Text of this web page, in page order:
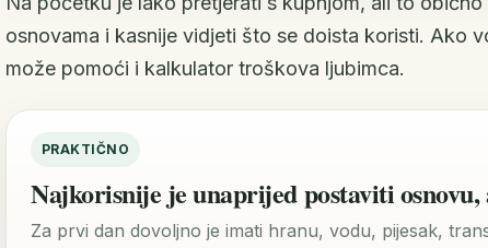
osnovama i kasnije vidjeti što se doista koristi. Ako
može pomoći i kalkulator troškova ljubimca.
PRAKTIČNO
Najkorisnije je unaprijed postaviti osnovu,
Za prvi dan dovoljno je imati hranu, vodu, pijesak,